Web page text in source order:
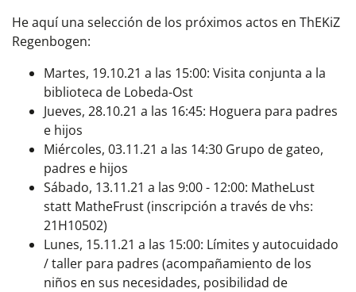
He aquí una selección de los próximos actos en ThEKiZ
Regenbogen:
Martes, 19.10.21 a las 15:00: Visita conjunta a la
biblioteca de Lobeda-Ost
Jueves, 28.10.21 a las 16:45: Hoguera para padres
e hijos
Miércoles, 03.11.21 a las 14:30 Grupo de gateo,
padres e hijos
Sábado, 13.11.21 a las 9:00 - 12:00: MatheLust
statt MatheFrust (inscripción a través de vhs:
21H10502)
Lunes, 15.11.21 a las 15:00: Límites y autocuidado
/ taller para padres (acompañamiento de los
niños en sus necesidades, posibilidad de